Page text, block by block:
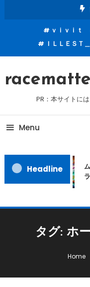
ｖｉｖｉｔ
ＩＬＬＥＳＴ
PR：本サイトに
Menu
Headline
タグ: ホ
Home